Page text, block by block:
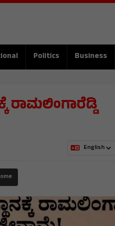
Politics Business
ರಾಮಲಿಂಗಾರೆಡ್ಡಿ